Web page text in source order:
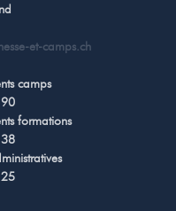
et-camps.ch
camps
formations